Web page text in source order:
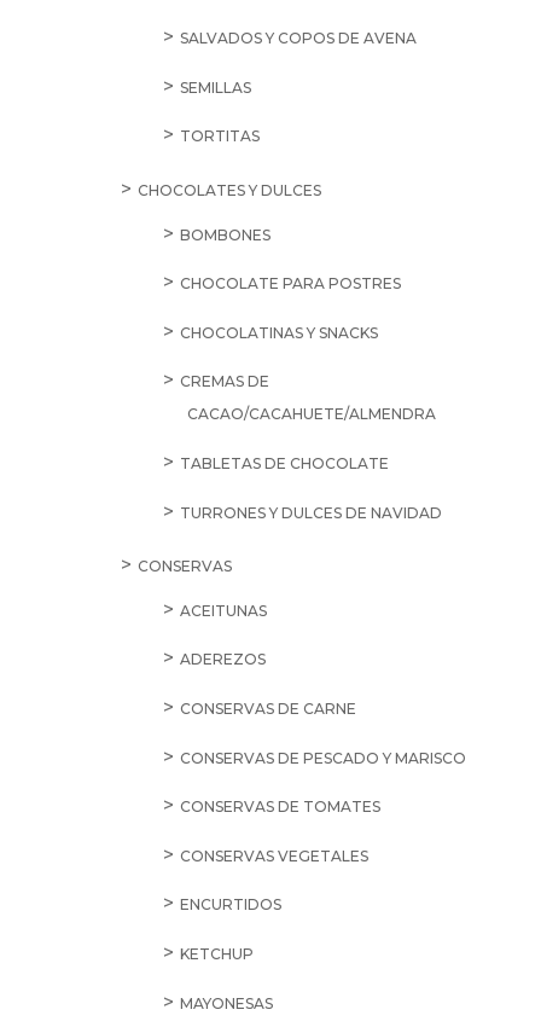
SALVADOS Y COPOS DE AVENA
SEMILLAS
TORTITAS
CHOCOLATES Y DULCES
BOMBONES
CHOCOLATE PARA POSTRES
CHOCOLATINAS Y SNACKS
CREMAS DE
CACAO/CACAHUETE/ALMENDRA
TABLETAS DE CHOCOLATE
TURRONES Y DULCES DE NAVIDAD
CONSERVAS
ACEITUNAS
ADEREZOS
CONSERVAS DE CARNE
CONSERVAS DE PESCADO Y MARISCO
CONSERVAS DE TOMATES
CONSERVAS VEGETALES
ENCURTIDOS
KETCHUP
MAYONESAS